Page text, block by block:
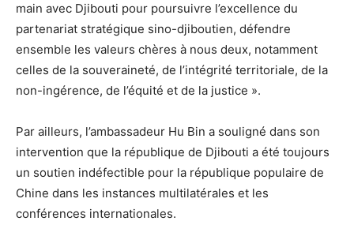
main avec Djibouti pour poursuivre l’excellence du
partenariat stratégique sino-djiboutien, défendre
ensemble les valeurs chères à nous deux, notamment
celles de la souveraineté, de l’intégrité territoriale, de la
non-ingérence, de l’équité et de la justice ».
Par ailleurs, l’ambassadeur Hu Bin a souligné dans son
intervention que la république de Djibouti a été toujours
un soutien indéfectible pour la république populaire de
Chine dans les instances multilatérales et les
conférences internationales.